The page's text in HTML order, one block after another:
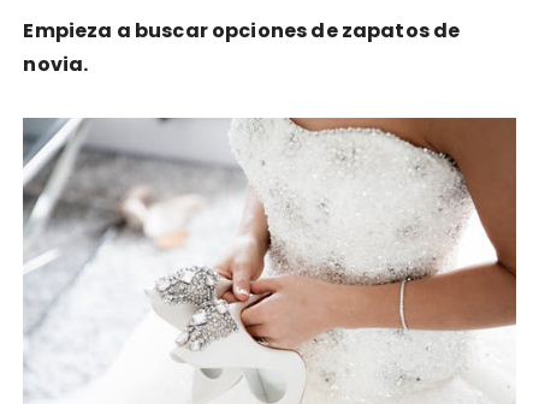
Empieza a buscar opciones de zapatos de
novia.